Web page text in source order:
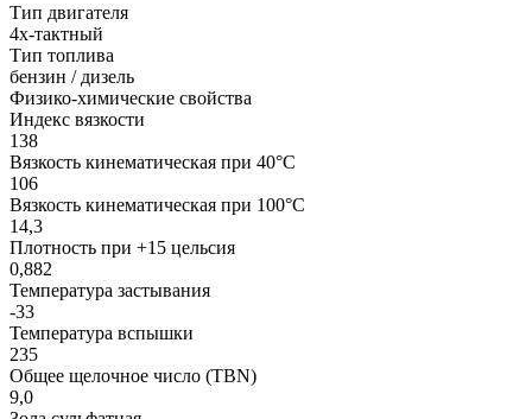
Тип двигателя
4х-тактный
Тип топлива
бензин / дизель
Физико-химические свойства
Индекс вязкости
138
Вязкость кинематическая при 40°С
106
Вязкость кинематическая при 100°С
14,3
Плотность при +15 цельсия
0,882
Температура застывания
-33
Температура вспышки
235
Общее щелочное число (TBN)
9,0